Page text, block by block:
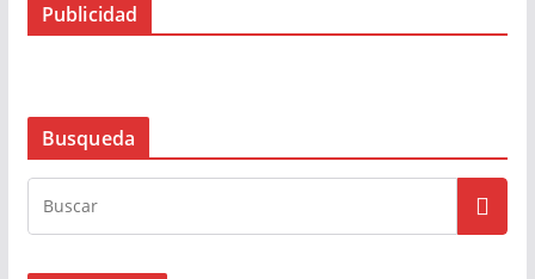
Publicidad
Busqueda